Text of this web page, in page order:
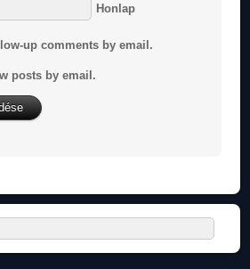
Honlap
up comments by email.
posts by email.